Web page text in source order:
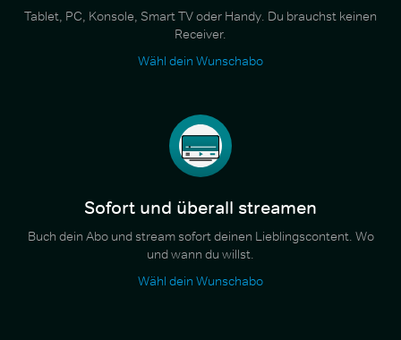
Tablet, PC, Konsole, Smart TV oder Handy. Du brauchst keinen
Receiver.
Wähl dein Wunschabo
Sofort und überall streamen
Buch dein Abo und stream sofort deinen Lieblingscontent. Wo
und wann du willst.
Wähl dein Wunschabo